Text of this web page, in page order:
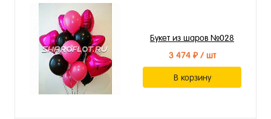
Букет из шаров №028
3 474 ₽/ шт
В корзину